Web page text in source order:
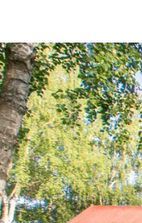
01
JAN